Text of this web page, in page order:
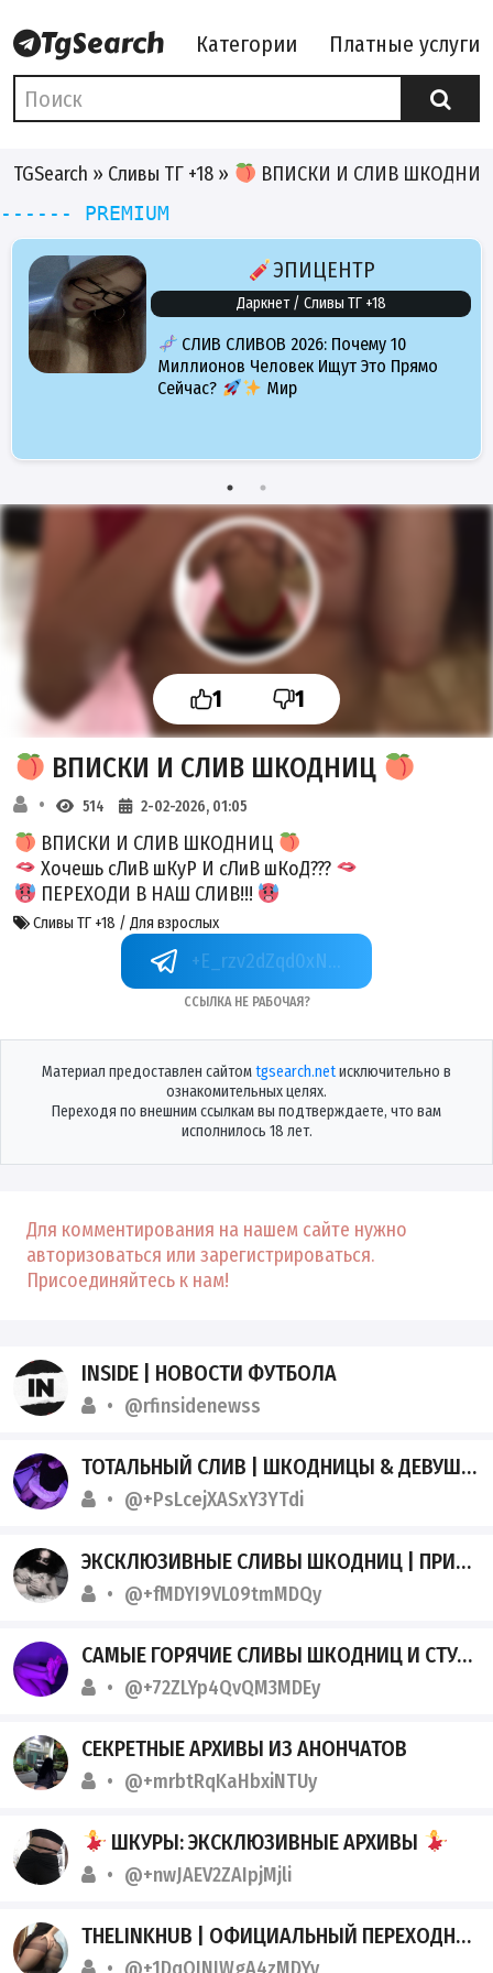
Категории Платные услуги
TGSearch » Сливы ТГ +18 » ВПИСКИ И СЛИВ
------ PREMIUM
ЭПИЦЕНТР
Даркнет / Сливы ТГ +18
СЛИВ СЛИВОВ 2026: Почему 10
Миллионов Человек Ищут Это Прямо
Сейчас?
Мир
1 1
ВПИСКИ И СЛИВ ШКОДНИЦ
514 2-02-2026, 01:05
ВПИСКИ И СЛИВ ШКОДНИЦ
Хочешь сЛиВ шКуР И сЛиВ шКоД???
ПЕРЕХОДИ В НАШ СЛИВ!!!
Сливы ТГ +18 / Для взрослых
+E_rzv2dZqd0xNGUy
Ссылка не рабочая?
Материал предоставлен сайтомtgsearch.netисключительно в
ознакомительных целях.
Переходя по внешним ссылкам вы подтверждаете, что вам
исполнилось 18 лет.
Для комментирования на нашем сайте нужно
авторизоваться или зарегистрироваться.
Присоединяйтесь к нам!
INSIDE | НОВОСТИ ФУТБОЛА
@rfinsidenewss
ТОТАЛЬНЫЙ СЛИВ | ШКОДНИЦЫ & ДЕВУШКИ
@+PsLcejXASxY3YTdi
ЭКСКЛЮЗИВНЫЕ СЛИВЫ ШКОДНИЦ | ПРИВАТ ДАРНЕТ
@+fMDYI9VL09tmMDQy
САМЫЕ ГОРЯЧИЕ СЛИВЫ ШКОДНИЦ И СТУДЕНТОК
@+72ZLYp4QvQM3MDEy
СЕКРЕТНЫЕ АРХИВЫ ИЗ АНОНЧАТОВ
@+mrbtRqKaHbxiNTUy
ШКУРЫ: ЭКСКЛЮЗИВНЫЕ АРХИВЫ
@+nwJAEV2ZAIpjMjli
THELINKHUB | ОФИЦИАЛЬНЫЙ ПЕРЕХОДНИК